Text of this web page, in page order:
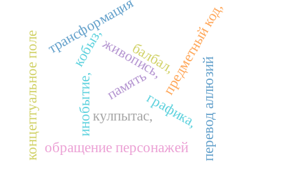
живопись,
графика,
кобыз, балбал,
кулпытас,
предметный код,
инобытие, память перевод аллюзий
трансформация
обращение персонажей
концептуальное поле